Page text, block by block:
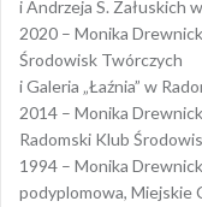
i Andrzeja S. Załuskich
2020 – Monika
Środowisk Twórczych
i Galeria „Łaźnia” w
2014 – Monika
Radomski Klub
1994 – Monika
podyplomowa, Miejskie